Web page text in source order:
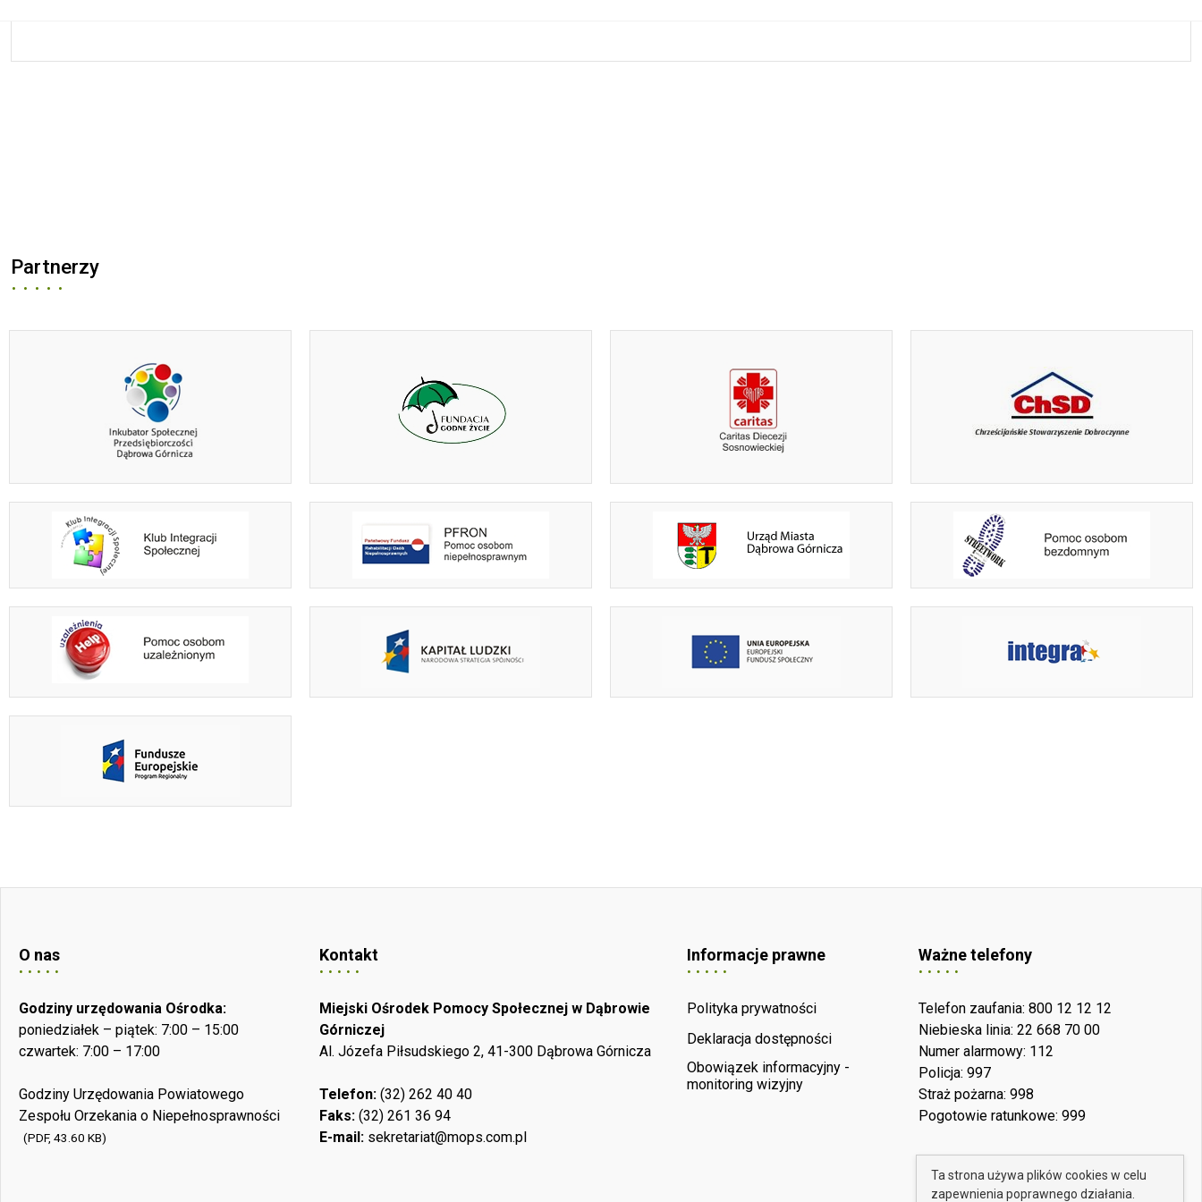
Partnerzy
O nas
Godziny urzędowania Ośrodka:
poniedziałek – piątek: 7:00 – 15:00
czwartek: 7:00 – 17:00
Godziny Urzędowania Powiatowego
Zespołu Orzekania o Niepełnosprawności
(PDF, 43.60 KB)
Kontakt
Miejski Ośrodek Pomocy Społecznej w Dąbrowie
Górniczej
Al. Józefa Piłsudskiego 2, 41-300 Dąbrowa Górnicza
Telefon:(32) 262 40 40
Faks:(32) 261 36 94
E-mail:sekretariat@mops.com.pl
Informacje prawne
Polityka prywatności
Deklaracja dostępności
Obowiązek informacyjny -
monitoring wizyjny
Ważne telefony
Telefon zaufania: 800 12 12 12
Niebieska linia: 22 668 70 00
Numer alarmowy: 112
Policja: 997
Straż pożarna: 998
Pogotowie ratunkowe: 999
Ta strona używa plików cookies w celu
zapewnienia poprawnego działania.